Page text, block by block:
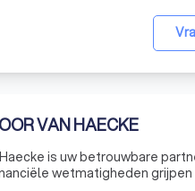
VAN HAECKE
is uw betrouwbare
wetmatigheden